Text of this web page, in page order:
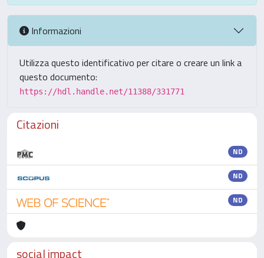
Informazioni
Utilizza questo identificativo per citare o creare un link a
questo documento:
https://hdl.handle.net/11388/331771
Citazioni
ND
ND
ND
social impact